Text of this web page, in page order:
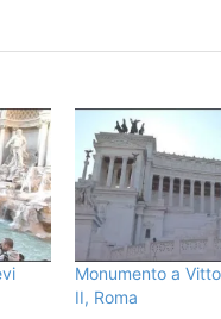
Monumento a
II, Roma